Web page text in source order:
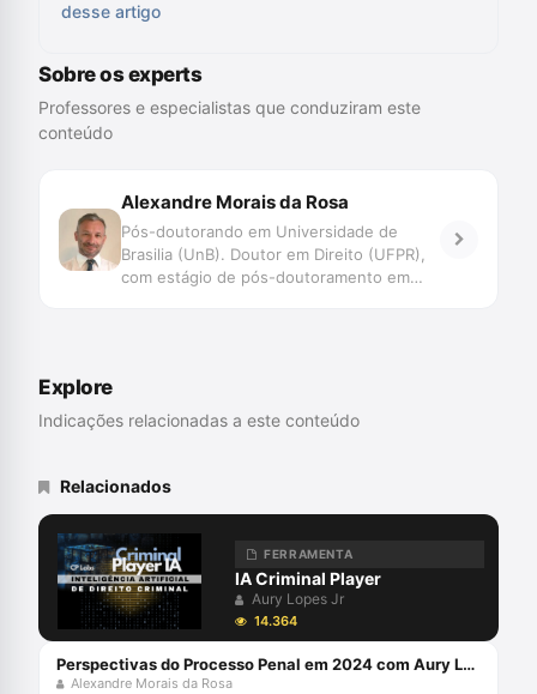
desse artigo
Sobre os experts
Professores e especialistas que conduziram este
conteúdo
Alexandre Morais da Rosa
Pós-doutorando em Universidade de
Brasilia (UnB). Doutor em Direito (UFPR),
com estágio de pós-doutoramento em
Associação Ibero Americana de Direito e
Decisão, Automação e Inteligência
Coordena o Grupo de Pesquisa
SpinLawLab (CNPq UNIVALI)
Explore
Indicações relacionadas a este conteúdo
Relacionados
FERRAMENTA
IA Criminal Player
Aury Lopes Jr
14.364
Perspectivas do Processo Penal em 2024 com Aury Lopes Jr e Alexandre Morais da Rosa
Alexandre Morais da Rosa